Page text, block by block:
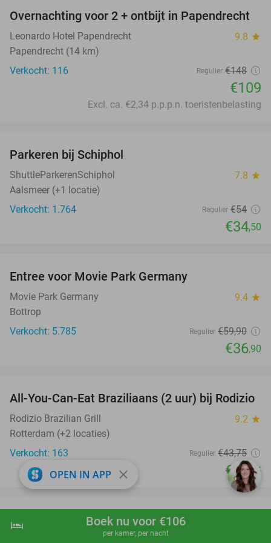
shopping_cart Boek nu
hotel Boek nu voor €106
per kamer, per nacht
26%
Overnachting voor 2 + ontbijt in Papendrecht
Leonardo Hotel Papendrecht 9.8 star
Papendrecht (14 km)
Verkocht: 116
Regulier €148
€109
Excl. ca. €2,34 p.p.p.n. toeristenbelasting
Parkeren bij Schiphol
ShuttleParkerenSchiphol 7.8 star
Aalsmeer (+1 locatie)
Verkocht: 1.764
Regulier €54
€34,50
Entree voor Movie Park Germany
Movie Park Germany 9.4 star
Bottrop
Verkocht: 5.785
Regulier €59,90
€36,90
23%
All-You-Can-Eat Braziliaans (2 uur) bij Rodizio
Rodizio Brazilian Grill 9.2 star
Rotterdam (+2 locaties)
Verkocht: 163
Regulier €43,75
€33,75
favorite_border
Rondvaart (75 min) + onbeperkt pannenkoeken
op De Pannenkoekenboot
OPEN IN APP close